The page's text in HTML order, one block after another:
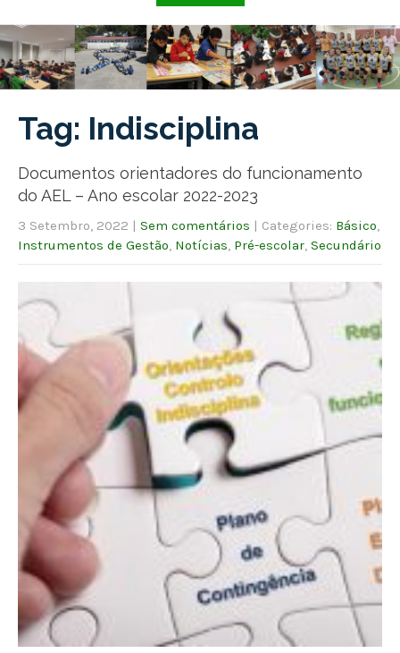
Tag: Indisciplina
Documentos orientadores do funcionamento
do AEL – Ano escolar 2022-2023
3 Setembro, 2022 | Sem comentários | Categories: Básico
Instrumentos de Gestão Notícias Pré-escolar Secundário